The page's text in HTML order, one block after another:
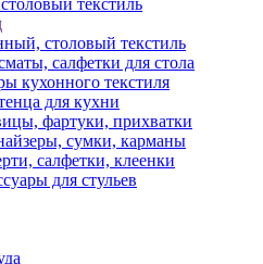
столовый текстиль
салфетки для стола
кухонного текстиля
для кухни
фартуки, прихватки
сумки, карманы
салфетки, клеенки
для стульев